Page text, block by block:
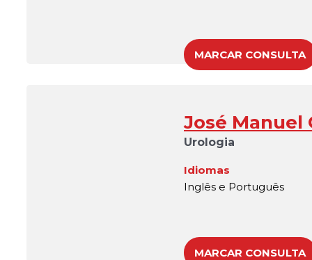
MARCAR CONSULTA
José Manuel
Urologia
Idiomas
Inglês e Português
MARCAR CONSULTA